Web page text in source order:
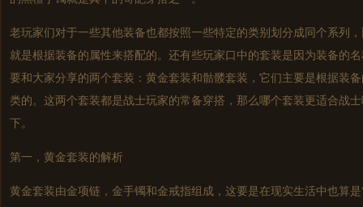
老玩家们对于一些其他装备也都按照一些特定的类别划分成同个系列
就是根据装备的属性来搭配的。还有些玩家口中的套装是因为装备的
要和大家分享的两个套装：黄金套装和骷髅套装，它们主要是根据装
类的。这两个套装都是战士玩家的常备穿搭，那么哪个套装更适合战
下。
第一，黄金套装的解析
黄金套装由金项链，金手镯和金戒指组成，这要是在现实生活中也算